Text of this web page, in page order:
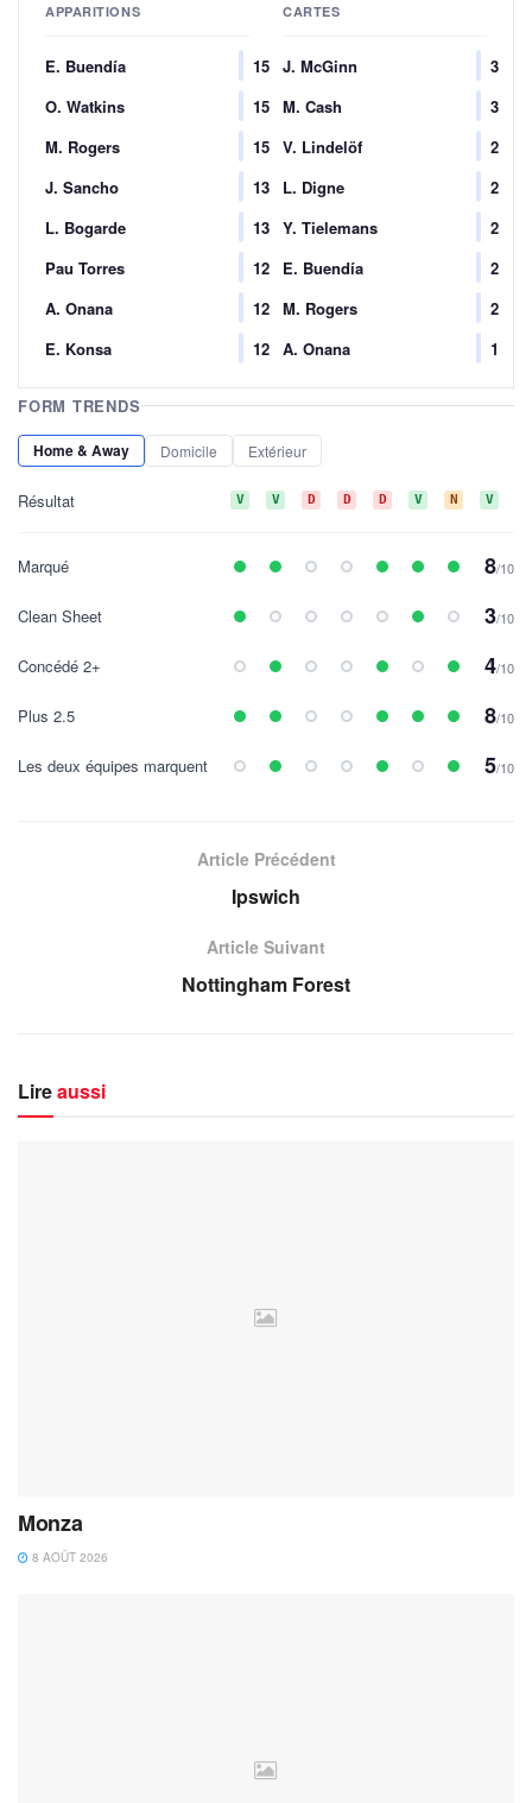
APPARITIONS
E. Buendía
15
O. Watkins
15
M. Rogers
15
J. Sancho
13
L. Bogarde
13
Pau Torres
12
A. Onana
12
E. Konsa
12
CARTES
J. McGinn
3
M. Cash
3
V. Lindelöf
2
L. Digne
2
Y. Tielemans
2
E. Buendía
2
M. Rogers
2
A. Onana
1
FORM TRENDS
Home & Away Domicile Extérieur
Résultat V V D D D V N V
Marqué 8/10
Clean Sheet 3/10
Concédé 2+ 4/10
Plus 2.5 8/10
Les deux équipes marquent 5/10
Article Précédent
Ipswich
Article Suivant
Nottingham Forest
Lireaussi
Monza
8 AOÛT 2026